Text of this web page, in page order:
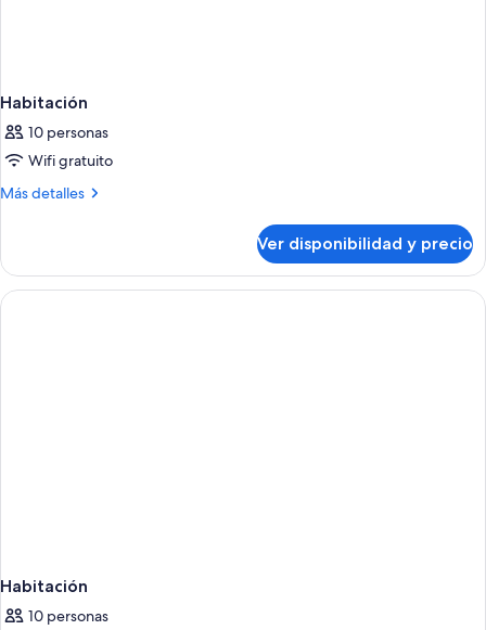
Habitación
10 personas
Wifi gratuito
Más detalles
Más
Ver disponibilidad y precio
Habitación
10 personas